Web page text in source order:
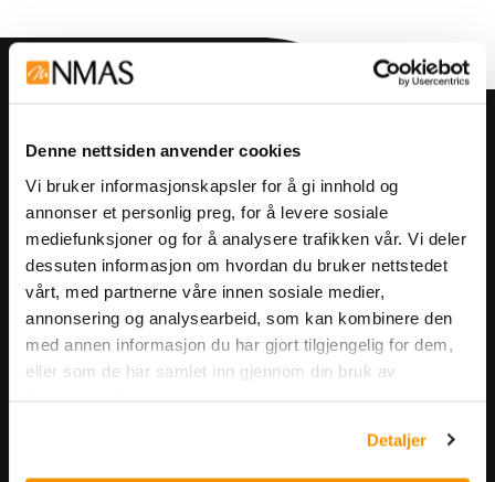
Denne nettsiden anvender cookies
Vi bruker informasjonskapsler for å gi innhold og
annonser et personlig preg, for å levere sosiale
mediefunksjoner og for å analysere trafikken vår. Vi deler
dessuten informasjon om hvordan du bruker nettstedet
vårt, med partnerne våre innen sosiale medier,
annonsering og analysearbeid, som kan kombinere den
med annen informasjon du har gjort tilgjengelig for dem,
eller som de har samlet inn gjennom din bruk av
Detaljer
Meld deg på vårt nyhetsbrev!
arrangementer og kampanjer.
Meld på nyhetsbrev